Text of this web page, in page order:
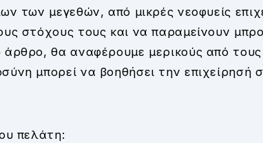
των μεγεθών, από μικρές νεοφυείς
στόχους τους και να παραμείνουν
θα αναφέρουμε μερικούς από
μπορεί να βοηθήσει την επιχείρησή
πελάτη: